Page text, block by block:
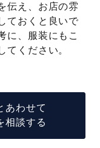
伝え、お店の雰
ておくと良いで
に、服装にもこ
てください。
あわせて
相談する